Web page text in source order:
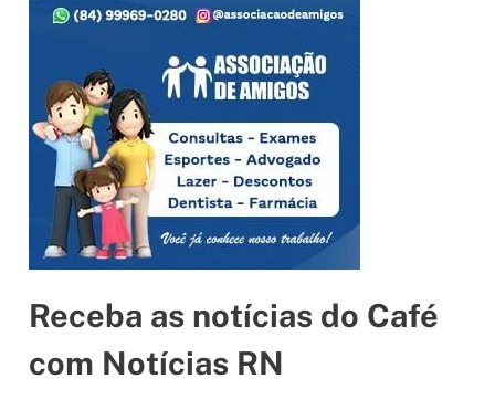
Receba as notícias do Café
com Notícias RN